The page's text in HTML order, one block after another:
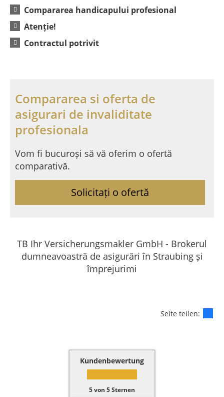
Compararea handicapului profesional
Atenție!
Contractul potrivit
Compararea si oferta de
asigurari de invaliditate
profesionala
Vom fi bucuroși să vă oferim o ofertă
comparativă.
Solicitați o ofertă
TB Ihr Versicherungsmakler GmbH - Brokerul
dumneavoastră de asigurări în Straubing și
împrejurimi
Seite teilen:
Kundenbewertung
5von 5Sternen